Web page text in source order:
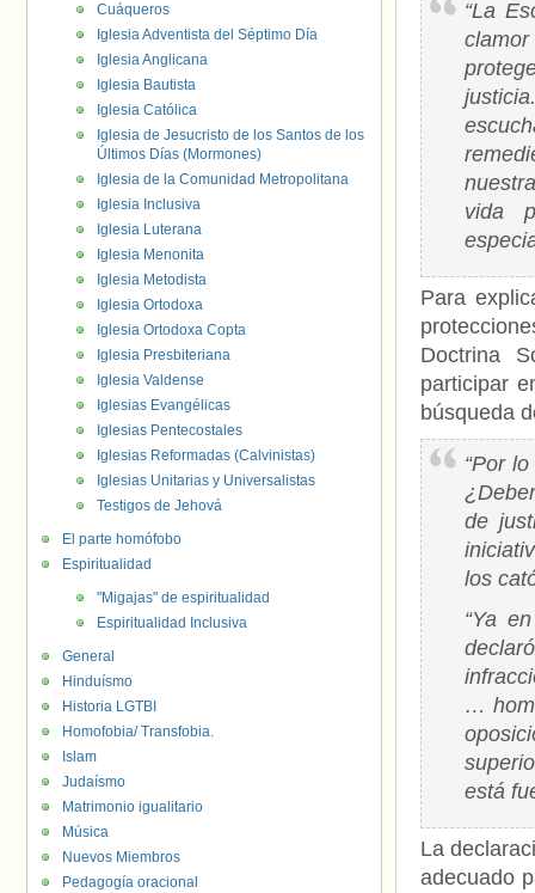
“La
vida
Para
Doctrina
participar
búsqueda
“Por
de
los
“Ya
…
está
La
adecuado
Cuáqueros
Iglesia Adventista del Séptimo Día
Iglesia Anglicana
Iglesia Bautista
Iglesia Católica
Iglesia de Jesucristo de los Santos de los
Últimos Días (Mormones)
Iglesia de la Comunidad Metropolitana
Iglesia Inclusiva
Iglesia Luterana
Iglesia Menonita
Iglesia Metodista
Iglesia Ortodoxa
Iglesia Ortodoxa Copta
Iglesia Presbiteriana
Iglesia Valdense
Iglesias Evangélicas
Iglesias Pentecostales
Iglesias Reformadas (Calvinistas)
Iglesias Unitarias y Universalistas
Testigos de Jehová
El parte homófobo
Espiritualidad
"Migajas" de espiritualidad
Espiritualidad Inclusiva
General
Hinduísmo
Historia LGTBI
Homofobia/ Transfobia.
Islam
Judaísmo
Matrimonio igualitario
Música
Nuevos Miembros
Pedagogía oracional